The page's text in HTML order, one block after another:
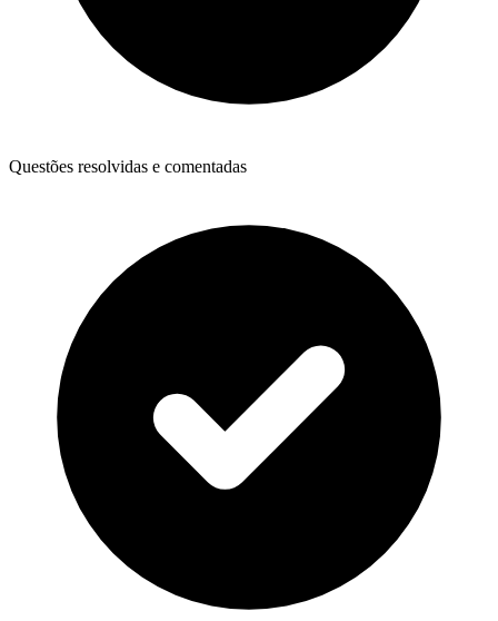
Questões resolvidas e comentadas